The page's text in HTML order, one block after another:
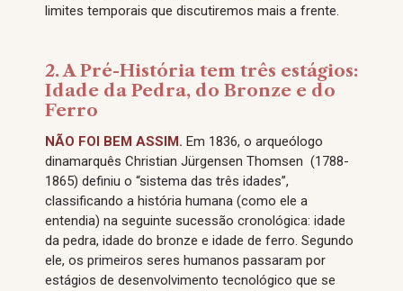
limites temporais que discutiremos mais a frente.
2. A Pré-História tem três estágios:
Idade da Pedra, do Bronze e do
Ferro
NÃO FOI BEM ASSIM. Em 1836, o arqueólogo
dinamarquês Christian Jürgensen Thomsen (1788-
1865) definiu o “sistema das três idades”,
classificando a história humana (como ele a
entendia) na seguinte sucessão cronológica: idade
da pedra, idade do bronze e idade de ferro. Segundo
ele, os primeiros seres humanos passaram por
estágios de desenvolvimento tecnológico que se